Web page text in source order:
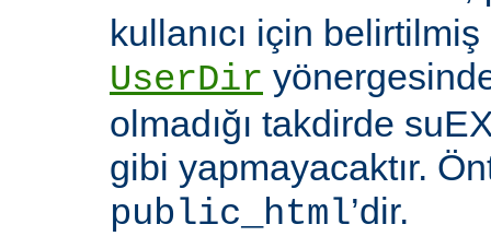
kullanıcı için
UserDir
olmadığı takdirde
gibi yapmayacaktır.
public_html’dir.